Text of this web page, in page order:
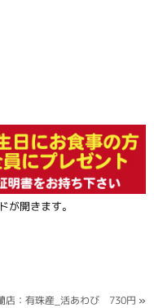
が開きます。
店：有珠産_活あわび 730円 »